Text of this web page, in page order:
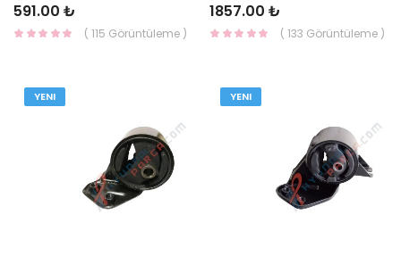
591.00 ₺
( 115 Görüntüleme )
1857.00 ₺
( 133 Görüntüleme )
YENI YENI